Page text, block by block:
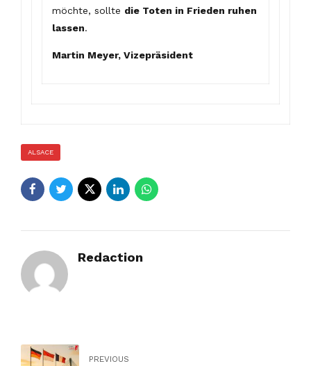
möchte, sollte die Toten in Frieden ruhen
lassen.
Martin Meyer, Vizepräsident
ALSACE
Redaction
PREVIOUS